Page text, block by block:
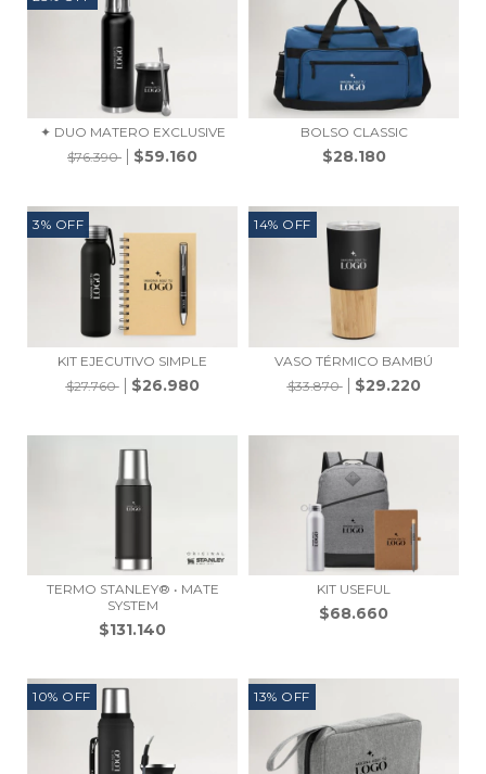
✦ DUO MATERO EXCLUSIVE
$76.390
$59.160
BOLSO CLASSIC
$28.180
3% OFF
KIT EJECUTIVO SIMPLE
$27.760
$26.980
14% OFF
VASO TÉRMICO BAMBÚ
$33.870
$29.220
TERMO STANLEY® • MATE
SYSTEM
$131.140
KIT USEFUL
$68.660
10% OFF 13% OFF